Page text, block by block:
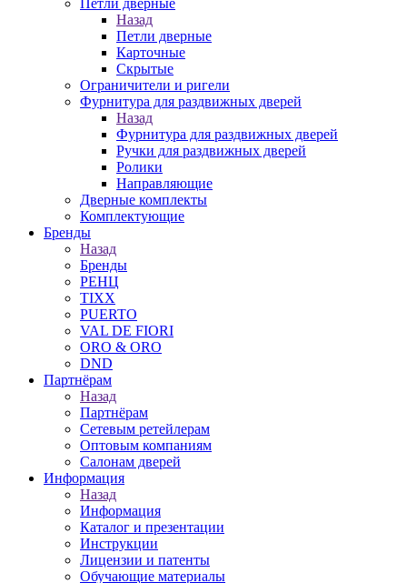
Петли дверные
Назад
Петли дверные
Карточные
Скрытые
Ограничители и ригели
Фурнитура для раздвижных дверей
Назад
Фурнитура для раздвижных дверей
Ручки для раздвижных дверей
Ролики
Направляющие
Дверные комплекты
Комплектующие
Бренды
Назад
Бренды
РЕНЦ
TIXX
PUERTO
VAL DE FIORI
ORO & ORO
DND
Партнёрам
Назад
Партнёрам
Сетевым ретейлерам
Оптовым компаниям
Салонам дверей
Информация
Назад
Информация
Каталог и презентации
Инструкции
Лицензии и патенты
Обучающие материалы